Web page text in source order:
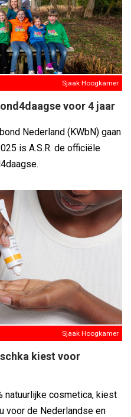
Sjaak Hoogkamer
voor 4 jaar
Nederland (KWbN) gaan
is A.S.R. de officiële
Sjaak Hoogkamer
kiest voor
natuurlijke cosmetica, kiest
voor de Nederlandse en